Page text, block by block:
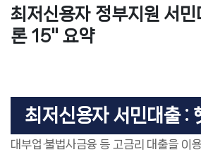
최저신용자 정부지원 서
론 15" 요약
최저신용자 서민대출 :
대부업·불법사금융 등 고금리 대출을 이